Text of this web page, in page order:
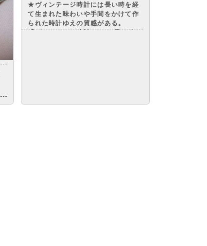
★ヴィンテージ時計には長い時を経
て生まれた味わいや手間をかけて作
られた時計ゆえの質感がある。
「ヴィンテージ時計」には 長い時